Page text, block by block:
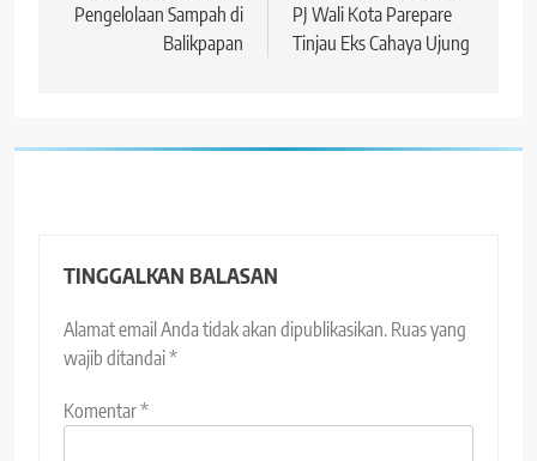
Pengelolaan Sampah di
Balikpapan
PJ Wali Kota Parepare
Tinjau Eks Cahaya Ujung
TINGGALKAN BALASAN
Alamat email Anda tidak akan dipublikasikan. Ruas yang
wajib ditandai*
Komentar*